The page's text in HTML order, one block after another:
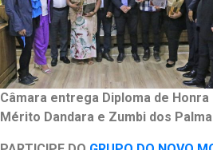
Câmara entrega Diploma de Honra
Mérito Dandara e Zumbi dos